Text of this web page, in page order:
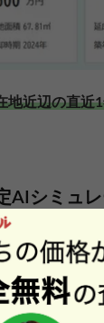
地近辺の直近
AIシミュ
産をカバー